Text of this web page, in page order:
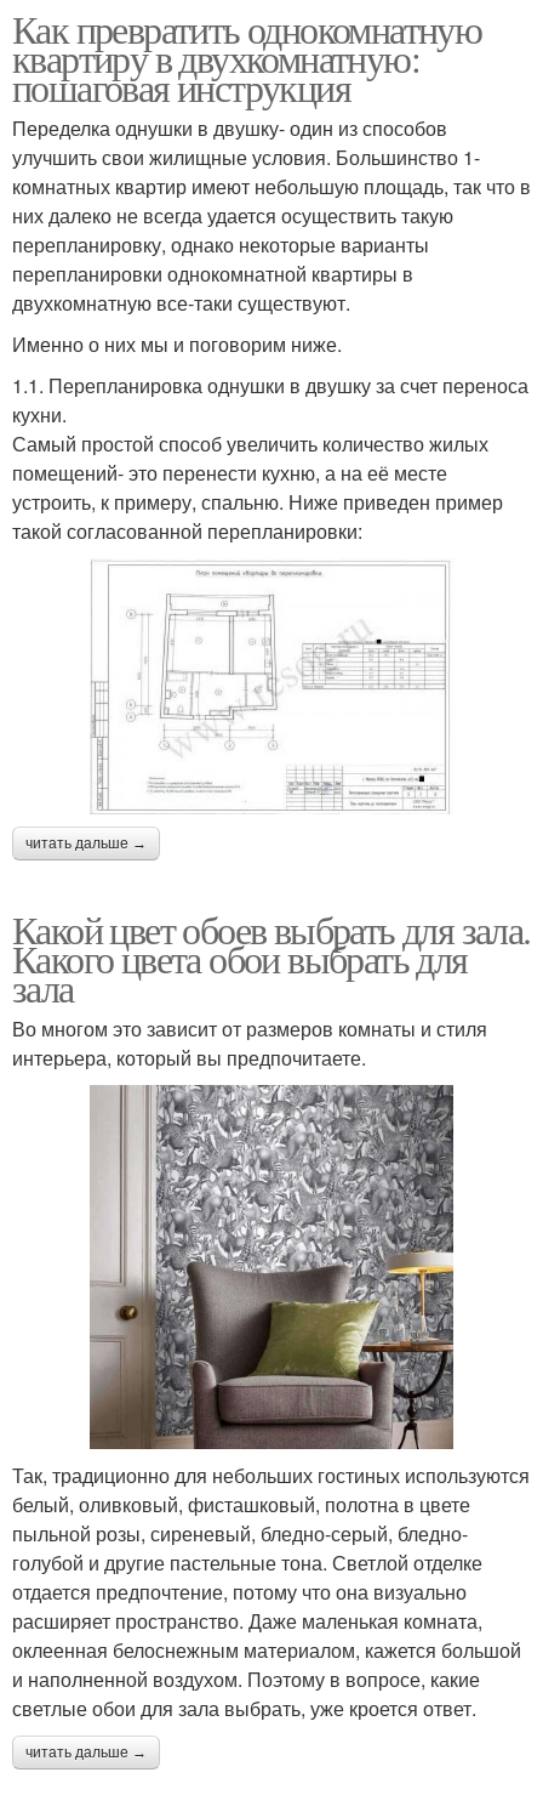
Как превратить однокомнатную
квартиру в двухкомнатную:
пошаговая инструкция
Переделка однушки в двушку- один из способов
улучшить свои жилищные условия. Большинство 1-
комнатных квартир имеют небольшую площадь, так что в
них далеко не всегда удается осуществить такую
перепланировку, однако некоторые варианты
перепланировки однокомнатной квартиры в
двухкомнатную все-таки существуют.
Именно о них мы и поговорим ниже.
1.1. Перепланировка однушки в двушку за счет переноса
кухни.
Самый простой способ увеличить количество жилых
помещений- это перенести кухню, а на её месте
устроить, к примеру, спальню. Ниже приведен пример
такой согласованной перепланировки:
читать дальше →
Какой цвет обоев выбрать для зала.
Какого цвета обои выбрать для
зала
Во многом это зависит от размеров комнаты и стиля
интерьера, который вы предпочитаете.
Так, традиционно для небольших гостиных используются
белый, оливковый, фисташковый, полотна в цвете
пыльной розы, сиреневый, бледно-серый, бледно-
голубой и другие пастельные тона. Светлой отделке
отдается предпочтение, потому что она визуально
расширяет пространство. Даже маленькая комната,
оклеенная белоснежным материалом, кажется большой
и наполненной воздухом. Поэтому в вопросе, какие
светлые обои для зала выбрать, уже кроется ответ.
читать дальше →